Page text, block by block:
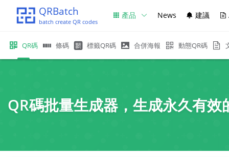
QRBatch
batch create QR codes
產品 News 建議
QR碼 條碼 標籤QR碼 合併海報 動態QR碼
QR碼批量生成器，生成永久有效